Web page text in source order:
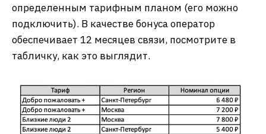
определенным тарифным планом (его можно
подключить). В качестве бонуса оператор
обеспечивает 12 месяцев связи, посмотрите в
табличку, как это выглядит.